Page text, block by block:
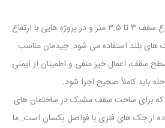
شمع ها در پروژه هایی با ارتفاع سقف ۳ تا ۳.۵ متر و در پروژه هایی با ارتفاع
بلند استفاده می شود. چیدمان مناسب
سقف، اعمال خیز منفی و اطمینان از ایمنی
باید کاملاً صحیح اجرا شود.
که برای ساخت سقف مشبک در ساختمان های
از جک های فلزی با فواصل یکسان است. ما